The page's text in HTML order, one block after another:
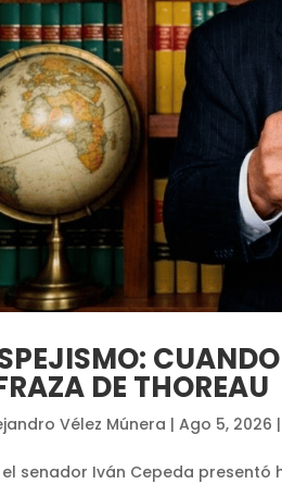
DE THOREAU
Vélez Múnera |Ago 5, 2026 |
el senador Iván Cepeda